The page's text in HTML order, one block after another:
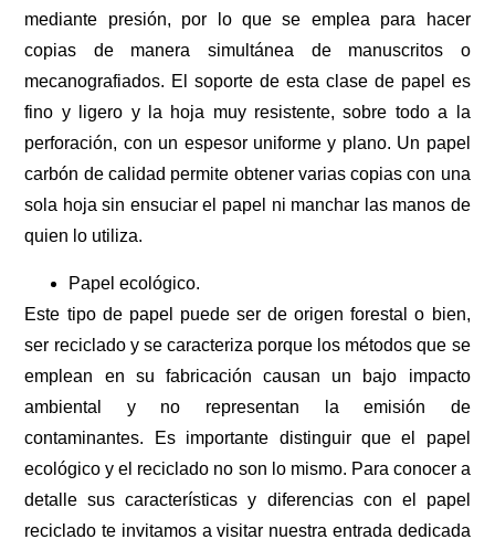
mediante presión, por lo que se emplea para hacer
copias de manera simultánea de manuscritos o
mecanografiados. El soporte de esta clase de papel es
fino y ligero y la hoja muy resistente, sobre todo a la
perforación, con un espesor uniforme y plano. Un papel
carbón de calidad permite obtener varias copias con una
sola hoja sin ensuciar el papel ni manchar las manos de
quien lo utiliza.
Papel ecológico.
Este tipo de papel puede ser de origen forestal o bien,
ser reciclado y se caracteriza porque los métodos que se
emplean en su fabricación causan un bajo impacto
ambiental y no representan la emisión de
contaminantes. Es importante distinguir que el papel
ecológico y el reciclado no son lo mismo. Para conocer a
detalle sus características y diferencias con el papel
reciclado te invitamos a visitar nuestra entrada dedicada